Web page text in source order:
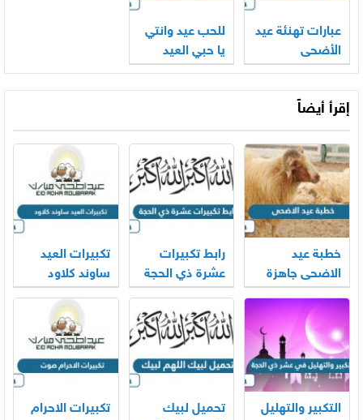
عبارات تهنئة عيد
الأضحى
للاصدقاء 2025
– 1446
للحب عيد وانتي
يا حبي العيد
كلمات
إقرأ أيضاً
خطبة عيد
الاضحى جاهزة
2026
رابط تكبيرات
عشرة ذي الحجة
mp3 بجودة
عالية 2026
تكبيرات العيد
ساوند كلاود
بجودة عالية
التكبير والتهليل
تحميل لبيك
تكبيرات الاحرام